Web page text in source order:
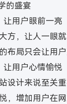
的盛宴
让用户眼前一亮
方，让人一眼
布局只会让用户
让用户心情愉悦
设计来说至关
，增加用户在网